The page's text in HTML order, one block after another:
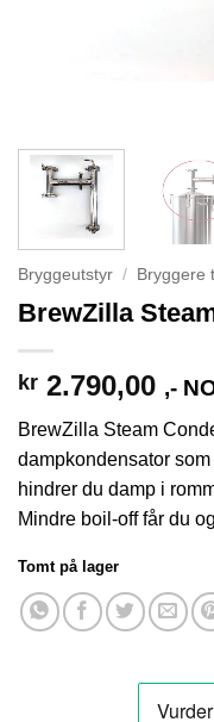
Bryggeutstyr / Bryggere
BrewZilla
kr 2.790,00 ,-
BrewZilla Steam
dampkondensator
hindrer du damp i
Mindre boil-off får du
Tomt på lager